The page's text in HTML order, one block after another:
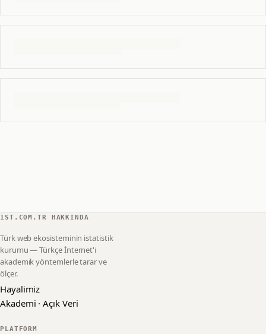
1ST.COM.TR HAKKINDA
Türk web ekosisteminin istatistik
kurumu — Türkçe İnternet'i
akademik yöntemlerle tarar ve
ölçer.
Hayalimiz
Akademi · Açık Veri
PLATFORM